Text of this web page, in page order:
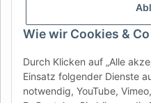
Wie wir Cookies &
Durch Klicken auf „Alle
Einsatz folgender Dienste
notwendig, YouTube,
FI
RO